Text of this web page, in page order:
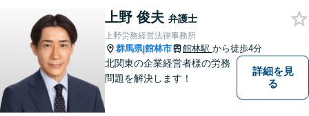
縁を心からお待ちしていま
す。
上野 俊夫 弁護士
上野労務経営法律事務所
群馬県|館林市 館林駅 から徒歩4分
北関東の企業経営者様の労務
問題を解決します！
詳細を見
る